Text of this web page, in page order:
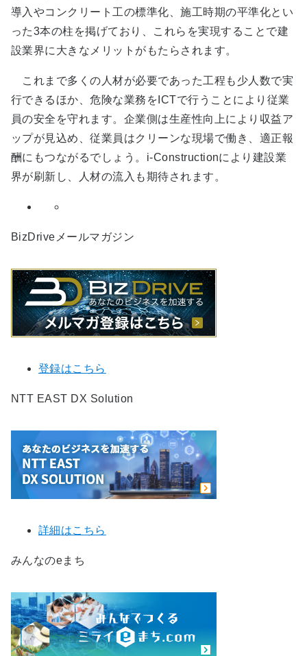
導入やコンクリート工の標準化、施工時期の平準化とい
った3本の柱を掲げており、これらを実現することで建
設業界に大きなメリットがもたらされます。
これまで多くの人材が必要であった工程も少人数で実
行できるほか、危険な業務をICTで行うことにより従業
員の安全を守れます。企業側は生産性向上により収益ア
ップが見込め、従業員はクリーンな現場で働き、適正報
酬にもつながるでしょう。i-Constructionにより建設業
界が刷新し、人材の流入も期待されます。
BizDriveメールマガジン
登録はこちら
NTT EAST DX Solution
詳細はこちら
みんなのeまち